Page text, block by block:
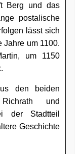
Berg und das
postalische
lässt sich
Jahre um 1100.
um 1150
den beiden
und
der Stadtteil
Geschichte